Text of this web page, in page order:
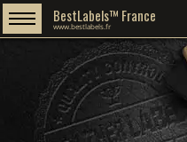
BestLabels™ France
www.bestlabels.fr